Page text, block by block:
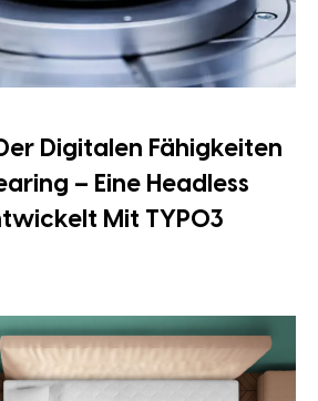
Digitalen Fähigkeiten
– Eine Headless
Mit TYPO3